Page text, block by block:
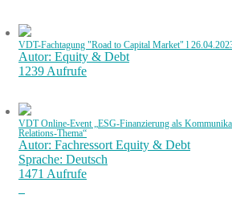
VDT-Fachtagung "Road to Capital Market" l
Autor: Equity & Debt
1239 Aufrufe
VDT Online-Event „ESG-Finanzierung als
Relations-Thema“
Autor: Fachressort Equity & Debt
Sprache: Deutsch
1471 Aufrufe